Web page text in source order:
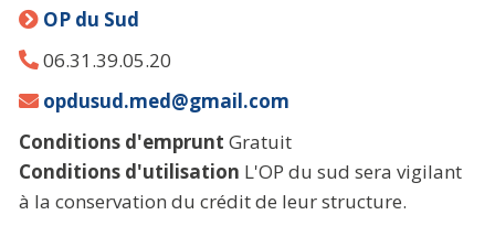
OP du Sud
06.31.39.05.20
opdusud.med@gmail.com
Conditions d'emprunt Gratuit
Conditions d'utilisation L'OP du sud sera vigilant
à la conservation du crédit de leur structure.